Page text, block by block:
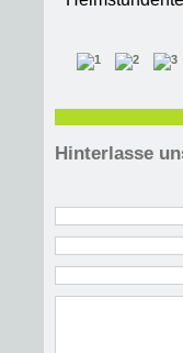
Hinterlasse